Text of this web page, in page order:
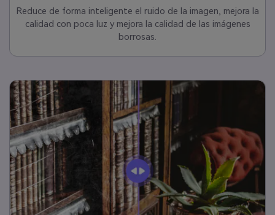
Reduce de forma inteligente el ruido de la imagen, mejora la
calidad con poca luz y mejora la calidad de las imágenes
borrosas.